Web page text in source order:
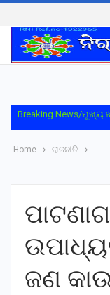
Breaking News/ମୁଖ୍ୟ
Oriom Group
Home ରାଜନୀତି
ଜଣ